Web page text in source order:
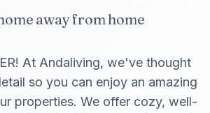
away from home
At Andaliving, we've thought
so you can enjoy an amazing
properties. We offer cozy, well-